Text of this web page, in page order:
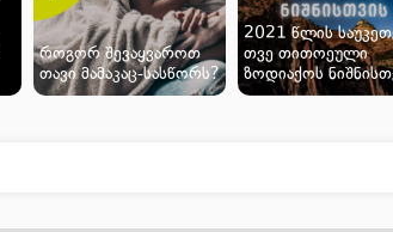
როგორ შევაყვაროთ
თავი მამაკაც-სასწორს?
2021 წლის
თვე თითოეული
ზოდიაქოს